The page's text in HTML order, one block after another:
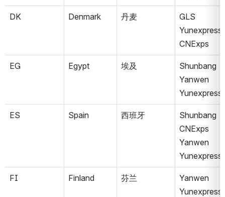
DK Denmark 丹麦
GLS
Yunexpress
CNExps
EG Egypt 埃及
Shunbang
Yanwen
Yunexpress
ES Spain 西班牙
Shunbang
CNExps
Yanwen
Yunexpress
FI Finland 芬兰
Yanwen
Yunexpress